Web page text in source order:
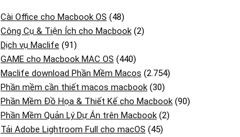
Cài Office cho Macbook OS (48)
Công Cụ & Tiện Ích cho Macbook (2)
Dịch vụ Maclife (91)
GAME cho Macbook MAC OS (440)
Maclife download Phần Mềm Macos (2.754)
Phần mềm cần thiết macos macbook (30)
Phần Mềm Đồ Họa & Thiết Kế cho Macbook (90)
Phần Mềm Quản Lý Dự Án trên Macbook (2)
Tải Adobe Lightroom Full cho macOS (45)